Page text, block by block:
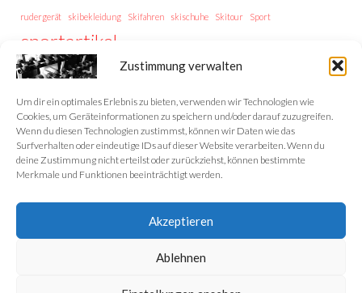
Zustimmung verwalten
Um dir ein optimales Erlebnis zu bieten, verwenden wir Technologien wie
Cookies, um Geräteinformationen zu speichern und/oder darauf zuzugreifen.
Wenn du diesen Technologien zustimmst, können wir Daten wie das
Surfverhalten oder eindeutige IDs auf dieser Website verarbeiten. Wenn du
deine Zustimmung nicht erteilst oder zurückziehst, können bestimmte
Merkmale und Funktionen beeinträchtigt werden.
Akzeptieren
Ablehnen
rudergerät skibekleidung Skifahren skischuhe Skitour Sport
sportartikel
Trainingssteuerung
Trainingstipps Trekking Trekking Vorbereitung
Home
Datenschutzerklärung
Impressum
Cookie-Richtlinie (EU)